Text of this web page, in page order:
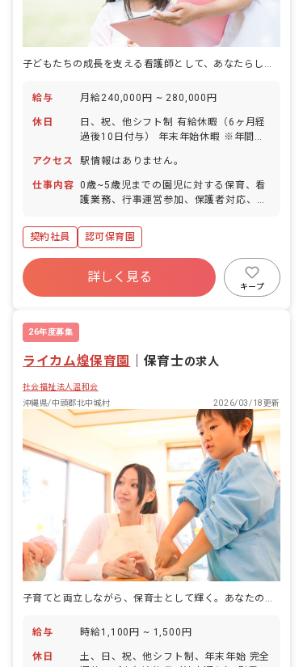
子どもたちの成長を支える看護師として、あなたらしい働き方を見つけませんか？
給与 月給240,000円 ~ 280,000円
休日
日、祝、他シフト制 有給休暇（6ヶ月経
過後10日付与） 年末年始休暇 ※年間休
アクセス
駅情報はありません。
仕事内容 0歳~5歳児までの園児に対する保育、看
護業務、行事運営参加、保護者対応、園
児の発熱時やケガの対応、薬の与薬管
理、保育、保健だよりの作成やお便り帳
や呼吸チェック等の書類記録等を含
む）。
契約社員 認可保育園
詳しく見る
キープ
26年度募集
ライカム煌保育園 保育士の求人
社会福祉法人温和会
沖縄県/中頭郡北中城村
2026/03/18更新
子育てと両立しながら、保育士として輝く。あなたの理想の働き方を見つけよう。
給与 時給1,100円 ~ 1,500円
休日
土、日、祝、他シフト制、年末年始 完全